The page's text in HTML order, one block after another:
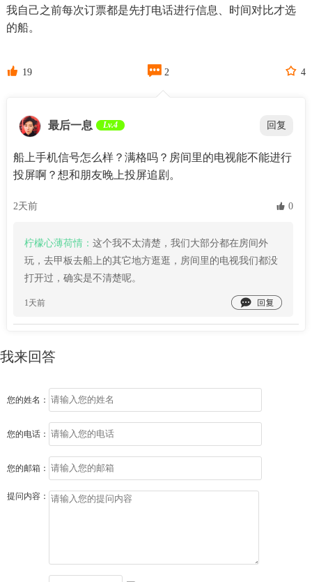
我自己之前每次订票都是先打电话进行信息、时间对比才选
的船。
 19  2  4
最后一息 Lv.4 回复
船上手机信号怎么样？满格吗？房间里的电视能不能进行
投屏啊？想和朋友晚上投屏追剧。
2天前  0
柠檬心薄荷情： 这个我不太清楚，我们大部分都在房间外
玩，去甲板去船上的其它地方逛逛，房间里的电视我们都没
打开过，确实是不清楚呢。
1天前 
我来回答
您的姓名：
您的电话：
您的邮箱：
提问内容：